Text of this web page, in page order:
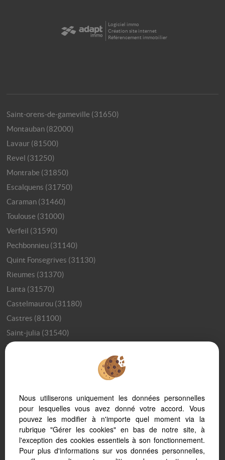
Logiciel immo
Création site internet
Référencement immobilier
Saint-orens-de-gameville (31650)
Montauban (82000)
Lavaur (81500)
Revel (31250)
Montrabe (31850)
Escalquens (31750)
Caraman (31460)
Toulouse (31000)
Verfeil (31590)
Pechbonnieu (31140)
Quint Fonsegrives (31130)
Rieumes (31370)
Lanta (31570)
Castelmaurou (31180)
Castres (81100)
Saint-julia (31540)
Toulouse (31400)
Villes desservies par les transports vers Toulouse
Top 10 des villes où habiter autour de Toulouse
Pourquoi vivre autour de Toulouse ?
Vivre à Montauban
Nous utiliserons uniquement les données personnelles
pour lesquelles vous avez donné votre accord. Vous
pouvez les modifier à n'importe quel moment via la
rubrique "Gérer les cookies" en bas de notre site, à
l'exception des cookies essentiels à son fonctionnement.
Pour plus d'informations sur vos données personnelles,